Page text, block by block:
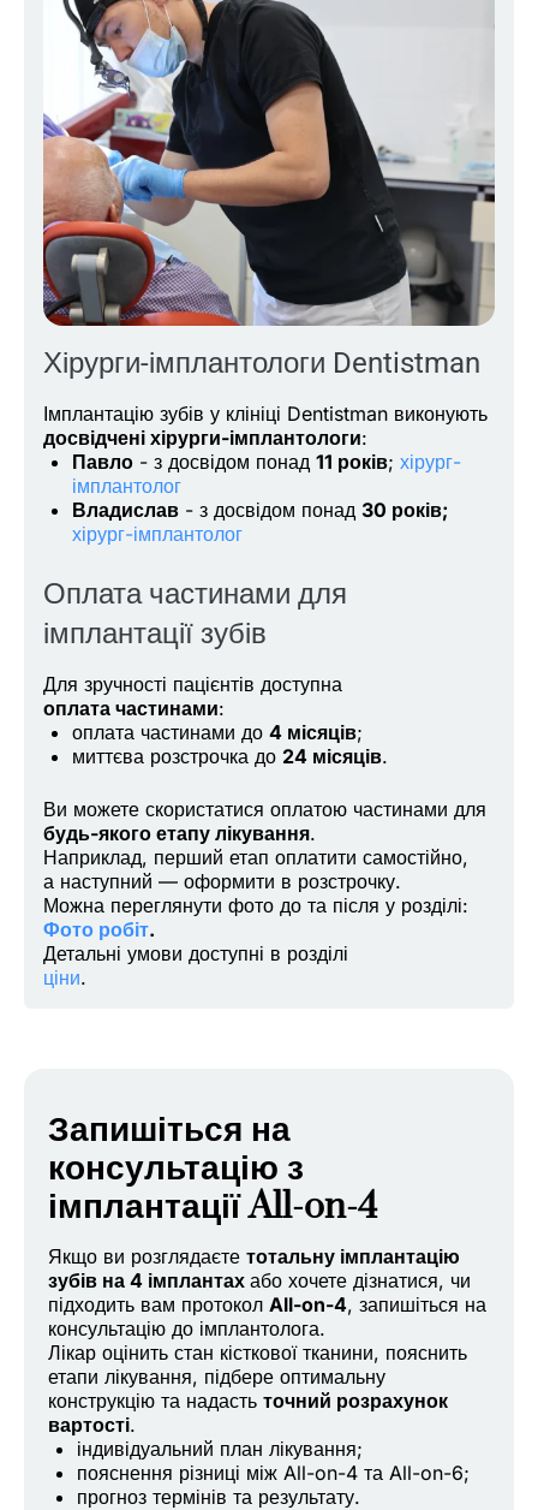
Хірурги-імплантологи Dentistman
Імплантацію зубів у клініці Dentistman виконують
досвідчені хірурги-імплантологи:
Павло - з досвідом понад 11 років; хірург-
імплантолог
Владислав - з досвідом понад 30 років;
хірург-імплантолог
Оплата частинами для
імплантації зубів
Для зручності пацієнтів доступна
оплата частинами:
оплата частинами до 4 місяців;
миттєва розстрочка до 24 місяців.
Ви можете скористатися оплатою частинами для
будь-якого етапу лікування.
Наприклад, перший етап оплатити самостійно,
а наступний — оформити в розстрочку.
Можна переглянути фото до та після у розділі:
Фото робіт.
Детальні умови доступні в розділі
ціни.
Запишіться на
консультацію з
імплантації All-on-4
Якщо ви розглядаєте тотальну імплантацію
зубів на 4 імплантах або хочете дізнатися, чи
підходить вам протокол All-on-4, запишіться на
консультацію до імплантолога.
Лікар оцінить стан кісткової тканини, пояснить
етапи лікування, підбере оптимальну
конструкцію та надасть точний розрахунок
вартості.
індивідуальний план лікування;
пояснення різниці між All-on-4 та All-on-6;
прогноз термінів та результату.